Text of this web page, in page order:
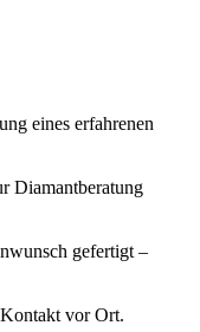
eines erfahrenen
Diamantberatung
gefertigt –
vor Ort.